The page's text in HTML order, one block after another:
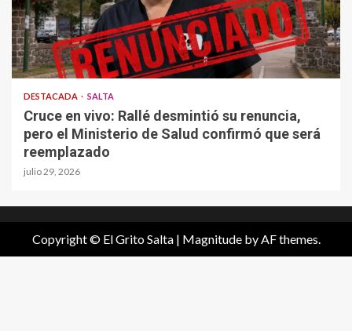
DESTACADA SALTA
Cruce en vivo: Rallé desmintió su renuncia,
pero el Ministerio de Salud confirmó que será
reemplazado
julio 29, 2026
Copyright © El Grito Salta | Magnitudeby AF themes.